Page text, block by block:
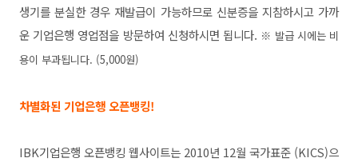
생기를 분실한 경우 재발급이 가능하므로 신분증을 지참하시고 가까
운 기업은행 영업점을 방문하여 신청하시면 됩니다. ※ 발급 시에는 비
용이 부과됩니다. (5,000원)
차별화된 기업은행 오픈뱅킹!
IBK기업은행 오픈뱅킹 웹사이트는 2010년 12월 국가표준 (KICS)으